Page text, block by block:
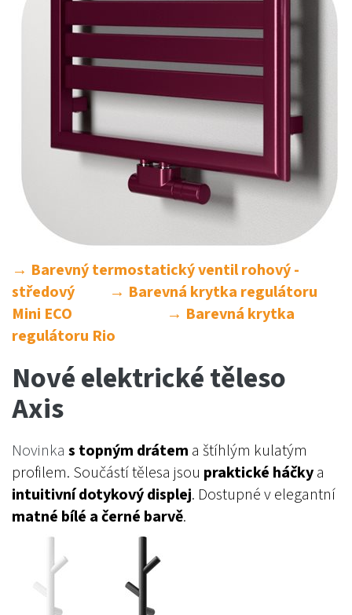
→ Barevný termostatický ventil rohový -
středový
→ Barevná krytka regulátoru
Mini ECO
→ Barevná krytka
regulátoru Rio
Nové elektrické těleso
Axis
Novinka s topným drátem a štíhlým kulatým
profilem. Součástí tělesa jsou praktické háčkya
intuitivní dotykový displej. Dostupné v elegantní
matné bílé a černé barvě.